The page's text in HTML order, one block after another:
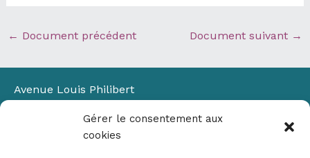
Gérer le consentement aux
cookies
← Document précédent Document suivant →
Avenue Louis Philibert
Bâtiment Laennec
13100 Aix-en-Provence